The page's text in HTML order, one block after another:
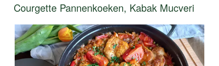
Courgette Pannenkoeken, Kabak Mucveri